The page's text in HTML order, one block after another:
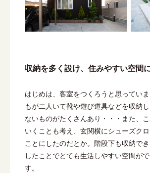
収納を多く設け、住みやすい空間
はじめは、客室をつくろうと思ってい
もが二人いて靴や遊び道具などを収納
ないものがたくさんあり・・・また、
いくことも考え、玄関横にシューズク
ことにしたのだとか。階段下も収納で
したことでとても生活しやすい空間が
す。